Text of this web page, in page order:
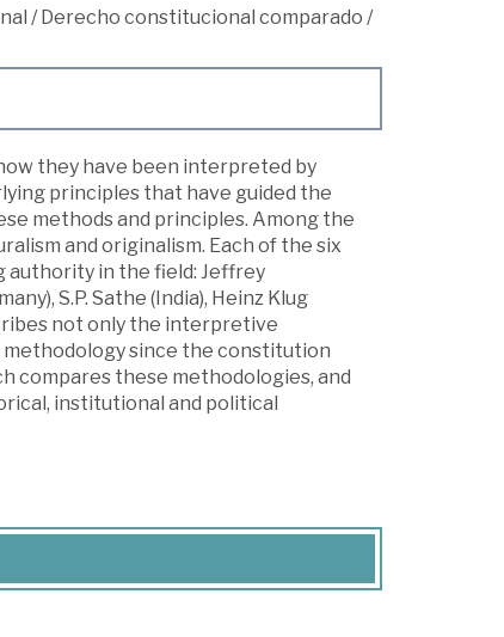
/Derecho constitucional comparado /
they have been interpreted by
principles that have guided the
methods and principles. Among the
and originalism. Each of the six
authority in the field: Jeffrey
S.P. Sathe (India), Heinz Klug
not only the interpretive
since the constitution
compares these methodologies, and
institutional and political